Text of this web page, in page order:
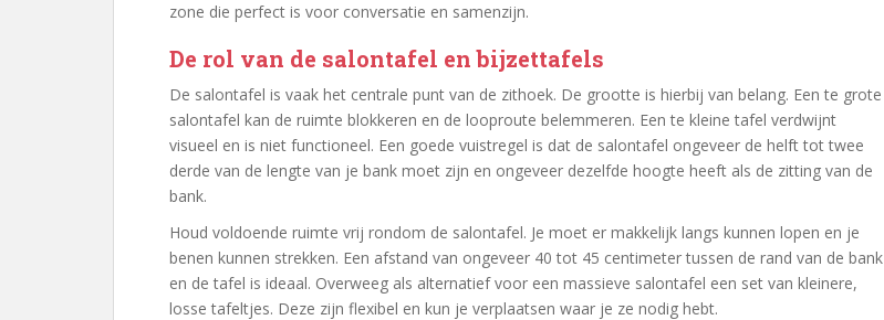
zone die perfect is voor conversatie en samenzijn.
De rol van de salontafel en bijzettafels
De salontafel is vaak het centrale punt van de zithoek. De grootte is hierbij van belang. Een te grote
salontafel kan de ruimte blokkeren en de looproute belemmeren. Een te kleine tafel verdwijnt
visueel en is niet functioneel. Een goede vuistregel is dat de salontafel ongeveer de helft tot twee
derde van de lengte van je bank moet zijn en ongeveer dezelfde hoogte heeft als de zitting van de
bank.
Houd voldoende ruimte vrij rondom de salontafel. Je moet er makkelijk langs kunnen lopen en je
benen kunnen strekken. Een afstand van ongeveer 40 tot 45 centimeter tussen de rand van de bank
en de tafel is ideaal. Overweeg als alternatief voor een massieve salontafel een set van kleinere,
losse tafeltjes. Deze zijn flexibel en kun je verplaatsen waar je ze nodig hebt.